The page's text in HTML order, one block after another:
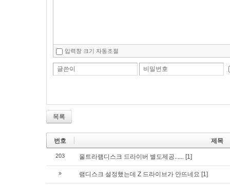
입력창 크기 자동조절
글쓴이 비밀번호
목록
번호 제목
203 울트라램디스크 드라이버 별도제공...... [1]
» 램디스크 설정했는데 Z 드라이브가 안뜨네요 [1]